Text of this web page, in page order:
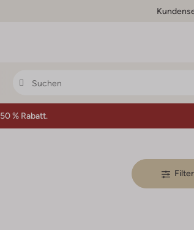
50 % Rabatt.